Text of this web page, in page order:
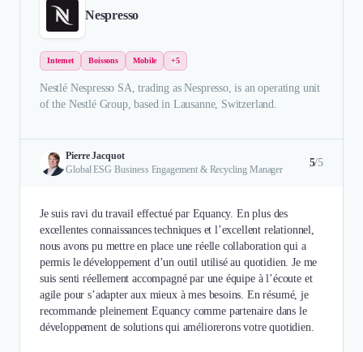
Nespresso
Internet Boissons Mobile +5
Nestlé Nespresso SA, trading as Nespresso, is an operating unit
of the Nestlé Group, based in Lausanne, Switzerland.
Pierre Jacquot
Global ESG Business Engagement & Recycling Manager
5/5
Je suis ravi du travail effectué par Equancy. En plus des
excellentes connaissances techniques et l’excellent relationnel,
nous avons pu mettre en place une réelle collaboration qui a
permis le développement d’un outil utilisé au quotidien. Je me
suis senti réellement accompagné par une équipe à l’écoute et
agile pour s’adapter aux mieux à mes besoins. En résumé, je
recommande pleinement Equancy comme partenaire dans le
développement de solutions qui améliorerons votre quotidien.